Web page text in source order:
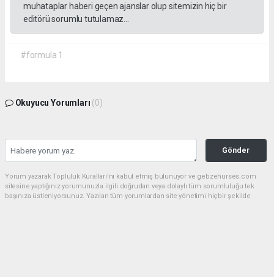
muhataplar haberi geçen ajanslar olup sitemizin hiç bir
editörü sorumlu tutulamaz...
#formula 1
Okuyucu Yorumları (0)
Gönder
Yorum yazarak Topluluk Kuralları’nı kabul etmiş bulunuyor ve gebzehurses.com
sitesine yaptığınız yorumunuzla ilgili doğrudan veya dolaylı tüm sorumluluğu tek
başınıza üstleniyorsunuz. Yazılan tüm yorumlardan site yönetimi hiçbir şekilde